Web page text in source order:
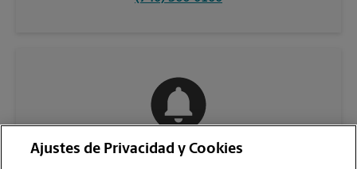
Ajustes de Privacidad y Cookies